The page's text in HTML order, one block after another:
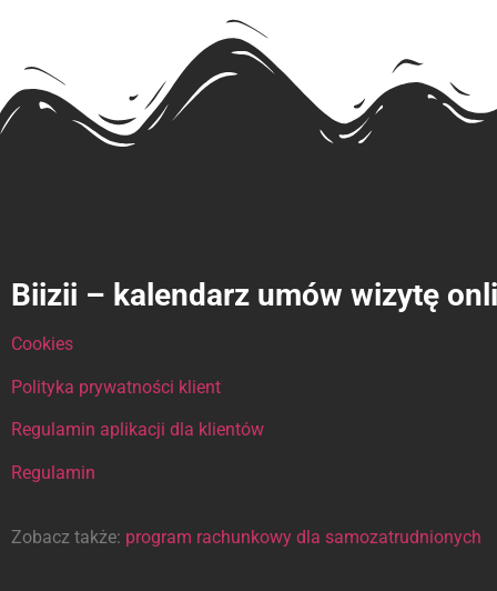
Biizii – kalendarz umów wizytę
Cookies
Polityka prywatności klient
Regulamin aplikacji dla klientów
Regulamin
Zobacz także: program rachunkowy dla samozatrudnionych